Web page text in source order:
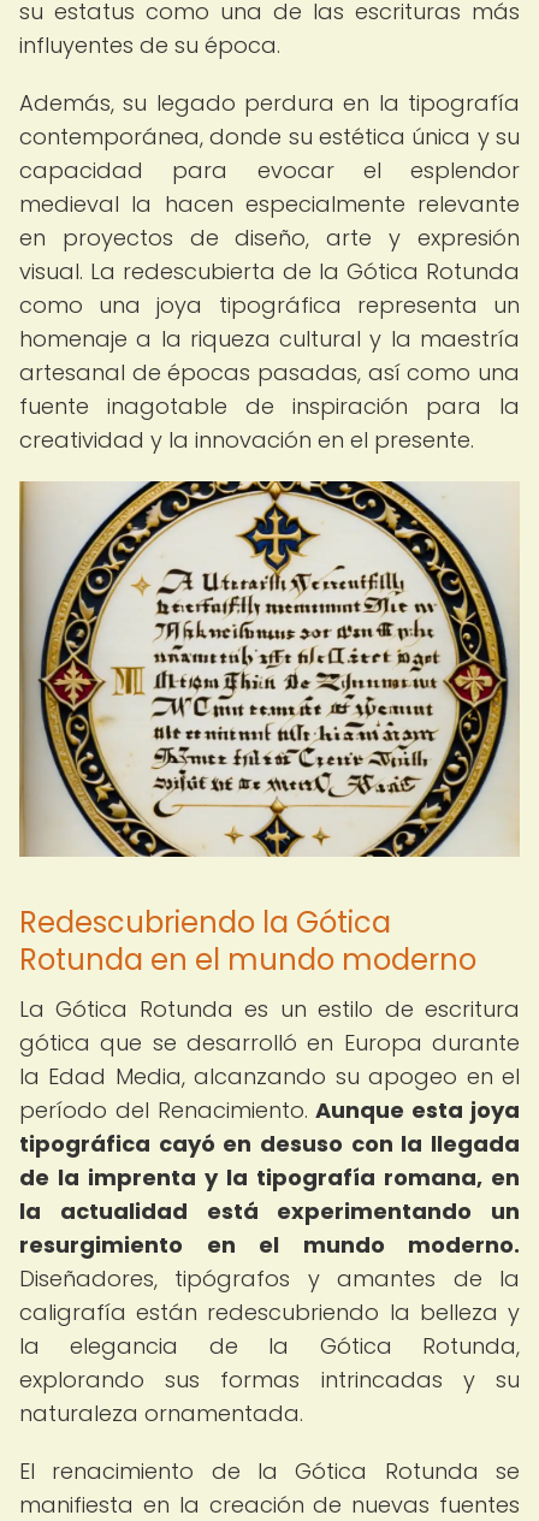
su estatus como una de las escrituras más
influyentes de su época.
Además, su legado perdura en la tipografía
contemporánea, donde su estética única y su
capacidad para evocar el esplendor
medieval la hacen especialmente relevante
en proyectos de diseño, arte y expresión
visual. La redescubierta de la Gótica Rotunda
como una joya tipográfica representa un
homenaje a la riqueza cultural y la maestría
artesanal de épocas pasadas, así como una
fuente inagotable de inspiración para la
creatividad y la innovación en el presente.
Redescubriendo la Gótica
Rotunda en el mundo moderno
La Gótica Rotunda es un estilo de escritura
gótica que se desarrolló en Europa durante
la Edad Media, alcanzando su apogeo en el
período del Renacimiento.Aunque esta joya
tipográfica cayó en desuso con la llegada
de la imprenta y la tipografía romana, en
la actualidad está experimentando un
resurgimiento en el mundo moderno.
Diseñadores, tipógrafos y amantes de la
caligrafía están redescubriendo la belleza y
la elegancia de la Gótica Rotunda,
explorando sus formas intrincadas y su
naturaleza ornamentada.
El renacimiento de la Gótica Rotunda se
manifiesta en la creación de nuevas fuentes